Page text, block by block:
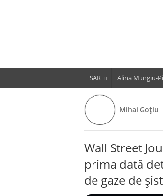
SAR Alina Mungiu-
Mihai Goțiu
Wall Street
prima dată
de gaze de